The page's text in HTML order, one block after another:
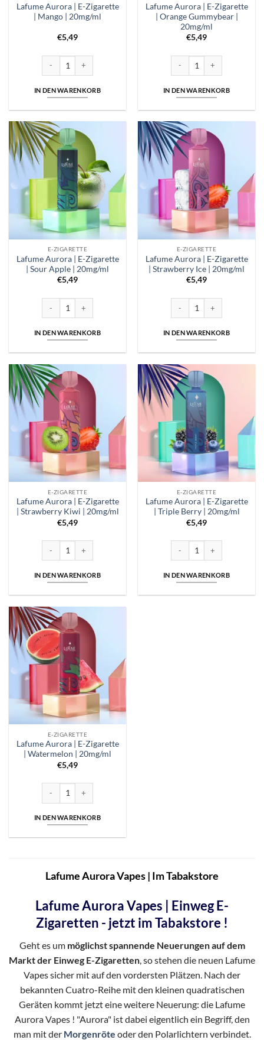
Lafume Aurora | E-Zigarette
| Mango | 20mg/ml
€5,49
IN DEN WARENKORB
Lafume Aurora | E-Zigarette
| Orange Gummybear |
20mg/ml
€5,49
IN DEN WARENKORB
E-ZIGARETTE
Lafume Aurora | E-Zigarette
| Sour Apple | 20mg/ml
€5,49
Lafume Aurora | E-Zigarette | Sour Apple | 20mg/ml Menge
IN DEN WARENKORB
E-ZIGARETTE
Lafume Aurora | E-Zigarette
| Strawberry Ice | 20mg/ml
€5,49
Lafume Aurora | E-Zigarette
IN DEN WARENKORB
E-ZIGARETTE
Lafume Aurora | E-Zigarette
| Strawberry Kiwi | 20mg/ml
€5,49
Lafume Aurora | E-Zigarette | Strawberry Kiwi | 20mg/ml Menge
IN DEN WARENKORB
E-ZIGARETTE
Lafume Aurora | E-Zigarette
| Triple Berry | 20mg/ml
€5,49
Lafume Aurora | E-Zigarette
IN DEN WARENKORB
E-ZIGARETTE
Lafume Aurora | E-Zigarette
| Watermelon | 20mg/ml
€5,49
Lafume Aurora | E-Zigarette | Watermelon | 20mg/ml Menge
IN DEN WARENKORB
Lafume Aurora Vapes | Im Tabakstore
Lafume Aurora Vapes | Einweg E-
Zigaretten - jetzt im Tabakstore !
Geht es um möglichst spannende Neuerungen auf dem
Markt der Einweg E-Zigaretten, so stehen die neuen Lafume
Vapes sicher mit auf den vordersten Plätzen. Nach der
bekannten Cuatro-Reihe mit den kleinen quadratischen
Geräten kommt jetzt eine weitere Neuerung: die Lafume
Aurora Vapes ! "Aurora" ist dabei eigentlich ein Begriff, den
man mit der Morgenröte oder den Polarlichtern verbindet.